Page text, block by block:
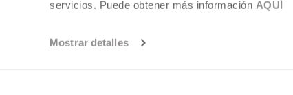
servicios. Puede obtener más información AQUÍ
Mostrar detalles
KULTURA GARAIKIDEAREN NAZIOARTEKO ZENTROA,